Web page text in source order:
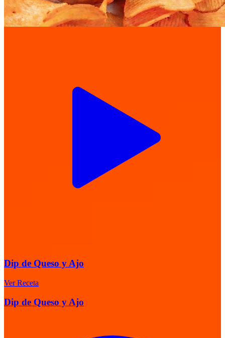
Dip de Queso y Ajo
Ver Receta
Dip de Queso y Ajo